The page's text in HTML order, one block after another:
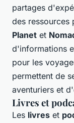
partages
des ressources
Planet et
d'informations
pour les
permettent de
aventuriers et
Livres et
Les livres et